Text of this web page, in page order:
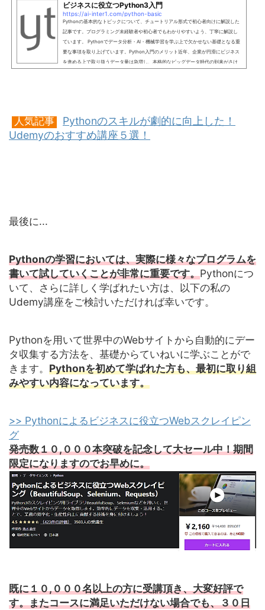
ビジネスに役立つPython3入門
https://ai-inter1.com/python-basic
Pythonの基本的なトピックについて、チュートリアル形式で初心者向けに解説した
記事です。プログラミング未経験者や初心者でもわかりやすいよう、丁寧に解説し
ています。 Pythonでデータ分析・AI・機械学習を学ぶ上で欠かせない基礎となる重
要な事項を取り上げています。Python入門のメリット近年、企業が円滑にビジネス
を進める上で取り扱うデータ量は急増し、本格的なビッグデータ時代の到来がさけ
人気記事
Pythonのスキルが劇的に向上した！
Udemyのおすすめ講座５選！
最後に...
Pythonの学習においては、実際に様々なプログラムを
書いて試していくことが非常に重要です。Pythonにつ
いて、さらに詳しく学ばれたい方は、以下の私の
Udemy講座をご検討いただければ幸いです。
Pythonを用いて世界中のWebサイトから自動的にデー
タ収集する方法を、基礎からていねいに学ぶことがで
きます。 Pythonを初めて学ばれた方も、最初に取り組
みやすい内容になっています。
>> Pythonによるビジネスに役立つWebスクレイピン
グ
発売数１０,０００本突破を記念して大セール中！期間
限定になりますのでお早めに。
既に１０,０００名以上の方に受講頂き、大変好評で
す。またコースに満足いただけない場合でも、３０日